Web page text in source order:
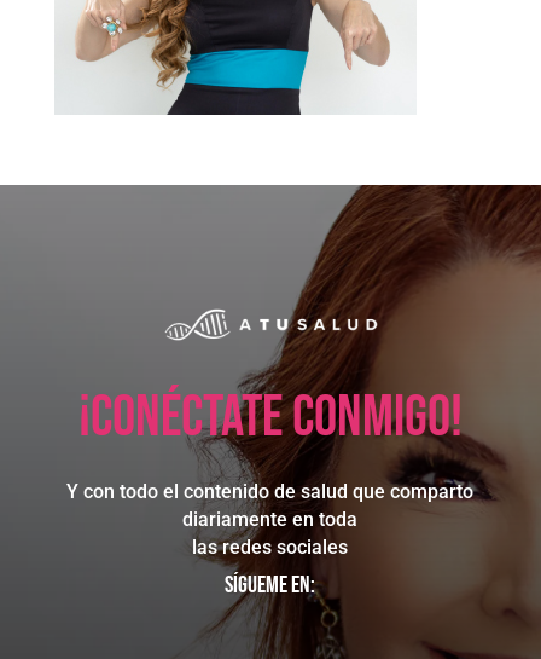
¡Conéctate conmigo!
Y con todo el contenido de salud que comparto
diariamente en toda
las redes sociales
Sígueme en: